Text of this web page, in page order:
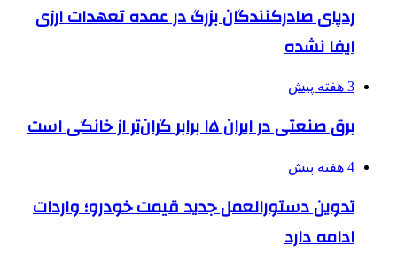
ردپای صادرکنندگان بزرگ در عمده تعهدات ارزی
ایفا نشده
3 هفته پیش
برق صنعتی در ایران ۱۵ برابر گران‌تر از خانگی است
4 هفته پیش
تدوین دستورالعمل جدید قیمت خودرو؛ واردات
ادامه دارد